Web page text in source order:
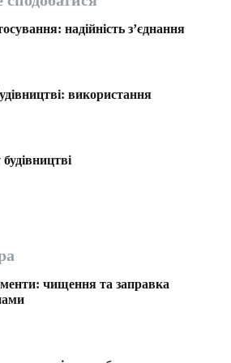
надійність з’єднання
використання
чищення та заправка